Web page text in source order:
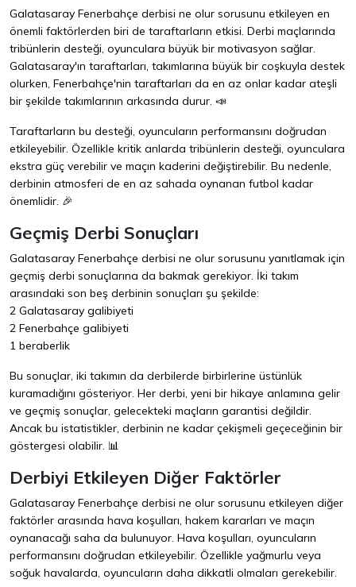
Galatasaray Fenerbahçe derbisi ne olur sorusunu etkileyen en
önemli faktörlerden biri de taraftarların etkisi. Derbi maçlarında
tribünlerin desteği, oyunculara büyük bir motivasyon sağlar.
Galatasaray'ın taraftarları, takımlarına büyük bir coşkuyla destek
olurken, Fenerbahçe'nin taraftarları da en az onlar kadar ateşli
bir şekilde takımlarının arkasında durur. 📣
Taraftarların bu desteği, oyuncuların performansını doğrudan
etkileyebilir. Özellikle kritik anlarda tribünlerin desteği, oyunculara
ekstra güç verebilir ve maçın kaderini değiştirebilir. Bu nedenle,
derbinin atmosferi de en az sahada oynanan futbol kadar
önemlidir. 🎉
Geçmiş Derbi Sonuçları
Galatasaray Fenerbahçe derbisi ne olur sorusunu yanıtlamak için
geçmiş derbi sonuçlarına da bakmak gerekiyor. İki takım
arasındaki son beş derbinin sonuçları şu şekilde:
2 Galatasaray galibiyeti
2 Fenerbahçe galibiyeti
1 beraberlik
Bu sonuçlar, iki takımın da derbilerde birbirlerine üstünlük
kuramadığını gösteriyor. Her derbi, yeni bir hikaye anlamına gelir
ve geçmiş sonuçlar, gelecekteki maçların garantisi değildir.
Ancak bu istatistikler, derbinin ne kadar çekişmeli geçeceğinin bir
göstergesi olabilir. 📊
Derbiyi Etkileyen Diğer Faktörler
Galatasaray Fenerbahçe derbisi ne olur sorusunu etkileyen diğer
faktörler arasında hava koşulları, hakem kararları ve maçın
oynanacağı saha da bulunuyor. Hava koşulları, oyuncuların
performansını doğrudan etkileyebilir. Özellikle yağmurlu veya
soğuk havalarda, oyuncuların daha dikkatli olmaları gerekebilir.